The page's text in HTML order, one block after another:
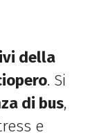
della
. Si
di bus,
e